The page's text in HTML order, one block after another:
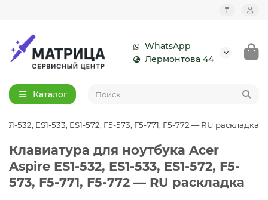
₸
WhatsApp
Лермонтова 44
Каталог
532, ES1-533, ES1-572, F5-573, F5-771, F5-772 — RU раскладка
Клавиатура для ноутбука Acer
Aspire ES1-532, ES1-533, ES1-572, F5-
573, F5-771, F5-772 — RU раскладка